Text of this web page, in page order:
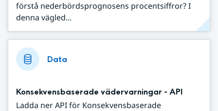
förstå nederbördsprognosens procentsiffror? I
denna vägled...
Data
Konsekvensbaserade vädervarningar - API
Ladda ner API för Konsekvensbaserade